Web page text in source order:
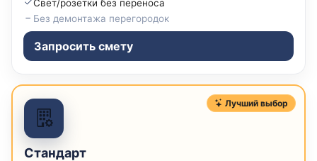
Свет/розетки без переноса
Без демонтажа перегородок
Запросить смету
Лучший выбор
Стандарт